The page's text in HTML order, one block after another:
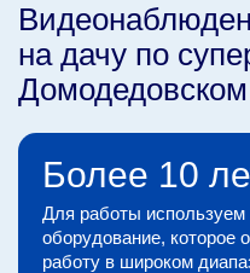
на дачу по
Домодедовском
Более 10
Для работы используем
оборудование, которое
работу в широком